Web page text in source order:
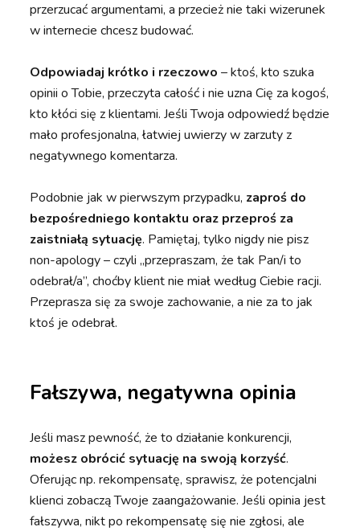
przerzucać argumentami, a przecież nie taki wizerunek
w internecie chcesz budować.
Odpowiadaj krótko i rzeczowo – ktoś, kto szuka
opinii o Tobie, przeczyta całość i nie uzna Cię za kogoś,
kto kłóci się z klientami. Jeśli Twoja odpowiedź będzie
mało profesjonalna, łatwiej uwierzy w zarzuty z
negatywnego komentarza.
Podobnie jak w pierwszym przypadku, zaproś do
bezpośredniego kontaktu oraz przeproś za
zaistniałą sytuację. Pamiętaj, tylko nigdy nie pisz
non-apology – czyli „przepraszam, że tak Pan/i to
odebrał/a”, choćby klient nie miał według Ciebie racji.
Przeprasza się za swoje zachowanie, a nie za to jak
ktoś je odebrał.
Fałszywa, negatywna opinia
Jeśli masz pewność, że to działanie konkurencji,
możesz obrócić sytuację na swoją korzyść.
Oferując np. rekompensatę, sprawisz, że potencjalni
klienci zobaczą Twoje zaangażowanie. Jeśli opinia jest
fałszywa, nikt po rekompensatę się nie zgłosi, ale